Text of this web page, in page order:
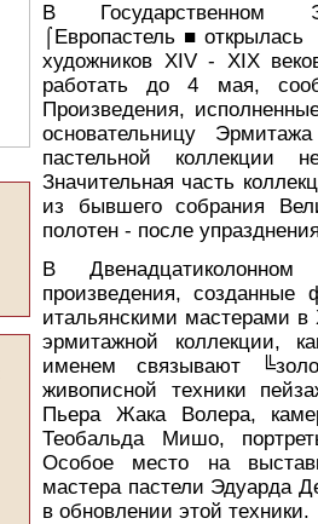
В
⌠Европастель■открылась
художников XIV - XIX
работать до 4 мая,
Произведения,
основательницу
пастельной коллекции
Значительная часть
из бывшего собрания
полотен - после
В
произведения,
итальянскими мастерами
эрмитажной коллекции,
именем связывают
живописной техники
Пьера Жака Волера,
Теобальда Мишо,
Особое место на
мастера пастели Эдуарда
в обновлении этой техники.